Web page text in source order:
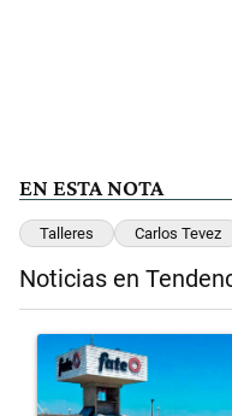
EN ESTA NOTA
Talleres Carlos Tevez
Noticias en
Un artículo de tendencia